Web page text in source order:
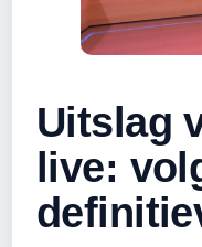
Uitslag
live: